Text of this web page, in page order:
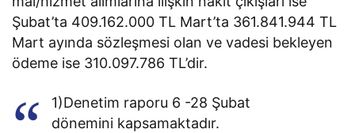
Şubat’ta 409.162.000 TL Mart’ta 361.841.944 TL
Mart ayında sözleşmesi olan ve vadesi bekleyen
ödeme ise 310.097.786 TL’dir.
1)Denetim raporu 6 -28 Şubat
dönemini kapsamaktadır.